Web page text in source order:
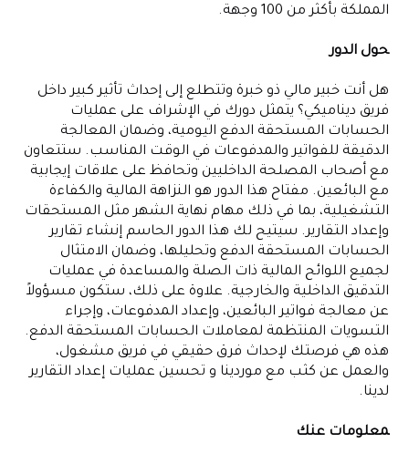
المملكة بأكثر من 100 وجهة.
حول الدور
هل أنت خبير مالي ذو خبرة وتتطلع إلى إحداث تأثير كبير داخل
فريق ديناميكي؟ يتمثل دورك في الإشراف على عمليات
الحسابات المستحقة الدفع اليومية، وضمان المعالجة
الدقيقة للفواتير والمدفوعات في الوقت المناسب. ستتعاون
مع أصحاب المصلحة الداخليين وتحافظ على علاقات إيجابية
مع البائعين. مفتاح هذا الدور هو النزاهة المالية والكفاءة
التشغيلية، بما في ذلك مهام نهاية الشهر مثل المستحقات
وإعداد التقارير. سيتيح لك هذا الدور الحاسم إنشاء تقارير
الحسابات المستحقة الدفع وتحليلها، وضمان الامتثال
لجميع اللوائح المالية ذات الصلة والمساعدة في عمليات
التدقيق الداخلية والخارجية. علاوة على ذلك، ستكون مسؤولاً
عن معالجة فواتير البائعين، وإعداد المدفوعات، وإجراء
التسويات المنتظمة لمعاملات الحسابات المستحقة الدفع.
هذه هي فرصتك لإحداث فرق حقيقي في فريق مشغول،
والعمل عن كثب مع موردينا و تحسين عمليات إعداد التقارير
لدينا.
معلومات عنك